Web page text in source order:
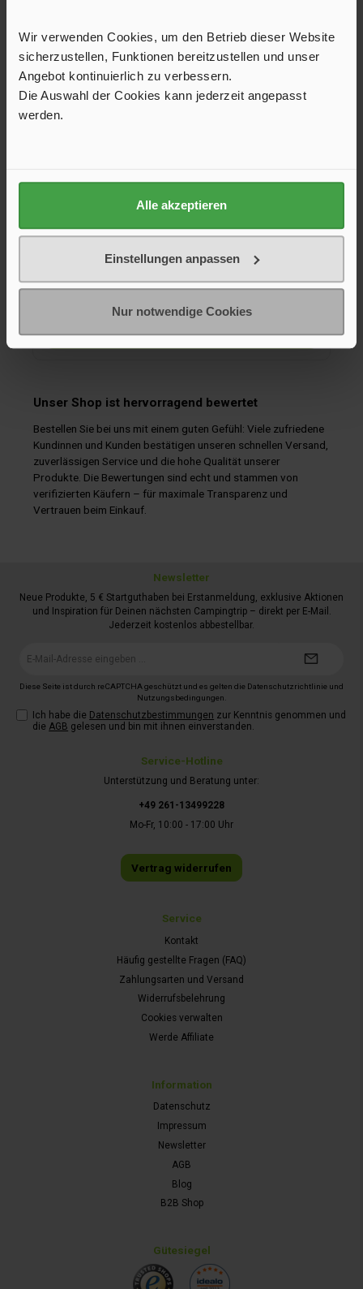
Wir verwenden Cookies, um den Betrieb dieser Website
sicherzustellen, Funktionen bereitzustellen und unser
Angebot kontinuierlich zu verbessern.
Die Auswahl der Cookies kann jederzeit angepasst
werden.
Alle akzeptieren
Einstellungen anpassen
Nur notwendige Cookies
als akkugepufferte Back-up-Sirene erhältlich (310/872).
In den Warenkorb
Unser Shop ist hervorragend bewertet
Bestellen Sie bei uns mit einem guten Gefühl: Viele zufriedene
Kundinnen und Kunden bestätigen unseren schnellen Versand,
zuverlässigen Service und die hohe Qualität unserer
Produkte. Die Bewertungen sind echt und stammen von
verifizierten Käufern – für maximale Transparenz und
Vertrauen beim Einkauf.
Service-Hotline
Unterstützung und Beratung unter:
+49 261-13499228
Mo-Fr, 10:00 - 17:00 Uhr
Vertrag widerrufen
Service
Kontakt
Häufig gestellte Fragen (FAQ)
Zahlungsarten und Versand
Widerrufsbelehrung
Cookies verwalten
Werde Affiliate
Information
Datenschutz
Impressum
Newsletter
AGB
Blog
B2B Shop
Gütesiegel
Newsletter
Neue Produkte, 5 € Startguthaben bei Erstanmeldung, exklusive Aktionen
und Inspiration für Deinen nächsten Campingtrip – direkt per E-Mail.
Jederzeit kostenlos abbestellbar.
Diese Seite ist durch reCAPTCHA geschützt und es gelten die Datenschutzrichtlinie und
Nutzungsbedingungen.
Ich habe die Datenschutzbestimmungen zur Kenntnis genommen und
die AGB gelesen und bin mit ihnen einverstanden.